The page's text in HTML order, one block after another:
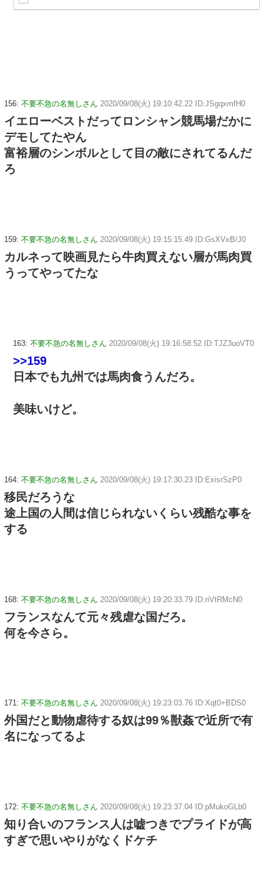
156: 不要不急の名無しさん 2020/09/08(火) 19:10:42.22 ID:JSgqxmfH0
イエローベストだってロンシャン競馬場だかに
デモしてたやん
富裕層のシンボルとして目の敵にされてるんだ
ろ
159: 不要不急の名無しさん 2020/09/08(火) 19:15:15.49 ID:GsXVxB/J0
カルネって映画見たら牛肉買えない層が馬肉買
うってやってたな
163: 不要不急の名無しさん 2020/09/08(火) 19:16:58.52 ID:TJZ3uoVT0
>>159
日本でも九州では馬肉食うんだろ。
美味いけど。
164: 不要不急の名無しさん 2020/09/08(火) 19:17:30.23 ID:ExisrSzP0
移民だろうな
途上国の人間は信じられないくらい残酷な事を
する
168: 不要不急の名無しさん 2020/09/08(火) 19:20:33.79 ID:riVtRMcN0
フランスなんて元々残虐な国だろ。
何を今さら。
171: 不要不急の名無しさん 2020/09/08(火) 19:23:03.76 ID:Xqt0+BDS0
外国だと動物虐待する奴は99％獣姦で近所で有
名になってるよ
172: 不要不急の名無しさん 2020/09/08(火) 19:23:37.04 ID:pMukoGLb0
知り合いのフランス人は嘘つきでプライドが高
すぎで思いやりがなくドケチ